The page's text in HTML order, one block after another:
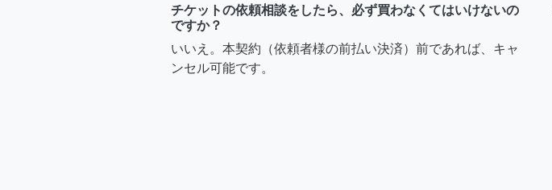
チケットの依頼相談をしたら、必ず買わなくてはいけないの
ですか？
いいえ。本契約（依頼者様の前払い決済）前であれば、キャ
ンセル可能です。